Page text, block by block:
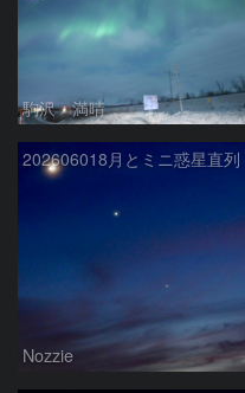
駒沢 満晴
202606018月とミニ惑星直列
Nozzie